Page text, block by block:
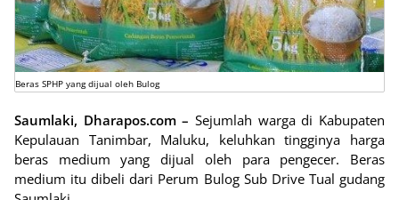
Beras SPHP yang dijual oleh Bulog
Saumlaki, Dharapos.com – Sejumlah warga di Kabupaten
Kepulauan Tanimbar, Maluku, keluhkan tingginya harga
beras medium yang dijual oleh para pengecer. Beras
medium itu dibeli dari Perum Bulog Sub Drive Tual gudang